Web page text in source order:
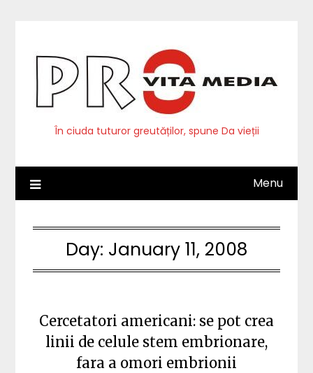
În ciuda tuturor greutăților, spune Da vieții
Menu
Day: January 11, 2008
Cercetatori americani: se pot crea
linii de celule stem embrionare,
fara a omori embrionii